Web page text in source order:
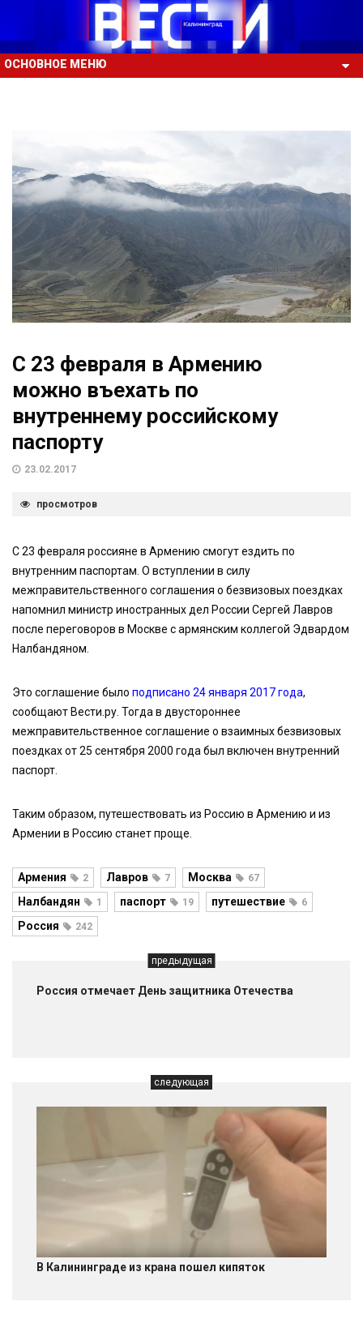
ОСНОВНОЕ МЕНЮ
С 23 февраля в Армению
можно въехать по
внутреннему российскому
паспорту
23.02.2017
просмотров
С 23 февраля россияне в Армению смогут ездить по
внутренним паспортам. О вступлении в силу
межправительственного соглашения о безвизовых поездках
напомнил министр иностранных дел России Сергей Лавров
после переговоров в Москве с армянским коллегой Эдвардом
Налбандяном.
Это соглашение было подписано 24 января 2017 года,
сообщают Вести.ру. Тогда в двустороннее
межправительственное соглашение о взаимных безвизовых
поездках от 25 сентября 2000 года был включен внутренний
паспорт.
Таким образом, путешествовать из Россию в Армению и из
Армении в Россию станет проще.
Армения 2 Лавров 7 Москва 67
Налбандян 1 паспорт 19 путешествие 6
Россия 242
предыдущая
Россия отмечает День защитника Отечества
следующая
В Калининграде из крана пошел кипяток